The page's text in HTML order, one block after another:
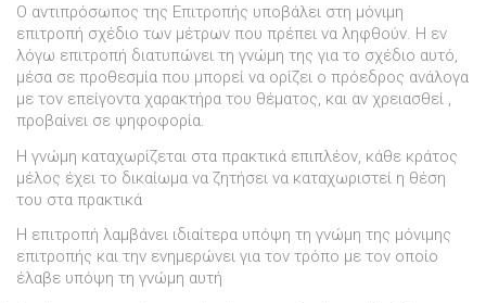
Ο αντιπρόσωπος της Επιτροπής υποβάλει στη µόνιµη
επιτροπή σχέδιο των µέτρων που πρέπει να ληφθούν. Η εν
λόγω επιτροπή διατυπώνει τη γνώµη της για το σχέδιο αυτό,
µέσα σε προθεσµία που µπορεί να ορίζει ο πρόεδρος ανάλογα
µε τον επείγοντα χαρακτήρα του θέµατος, και αν χρειασθεί ,
προβαίνει σε ψηφοφορία.
Η γνώµη καταχωρίζεται στα πρακτικά επιπλέον, κάθε κράτος
µέλος έχει το δικαίωµα να ζητήσει να καταχωριστεί η θέση
του στα πρακτικά
Η επιτροπή λαµβάνει ιδιαίτερα υπόψη τη γνώµη της µόνιµης
επιτροπής και την ενηµερώνει για τον τρόπο µε τον οποίο
έλαβε υπόψη τη γνώµη αυτή